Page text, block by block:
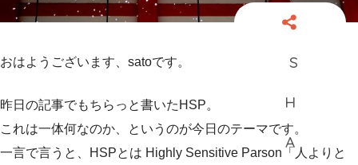
おはようございます、satoです。
昨日の記事でもちらっと書いたHSP。
これは一体何なのか、というのが今日のテーマです。
一言で言うと、HSPとは Highly Sensitive Parson「人よりと